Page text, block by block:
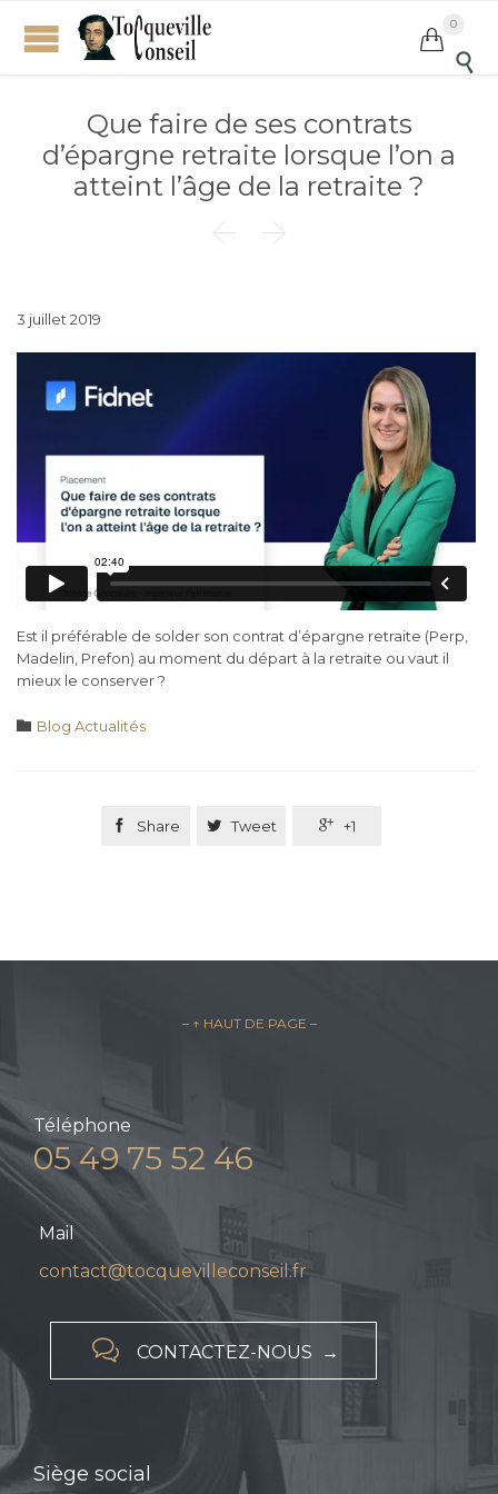

0

Que faire de ses contrats
d’épargne retraite lorsque l’on a
atteint l’âge de la retraite ?
 
3 juillet 2019
Est il préférable de solder son contrat d’épargne retraite (Perp,
Madelin, Prefon) au moment du départ à la retraite ou vaut il
mieux le conserver ?
 Category
Blog Actualités
 Share  Tweet  +1
– ↑ HAUT DE PAGE –
Téléphone
05 49 75 52 46
Mail
contact@tocquevilleconseil.fr
 CONTACTEZ-NOUS →
Siège social